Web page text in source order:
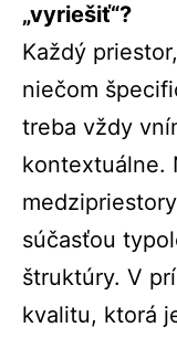
„vyriešiť“?
Každý
niečom
treba vždy
kontextuálne.
súčasťou
štruktúry. V
kvalitu, ktorá